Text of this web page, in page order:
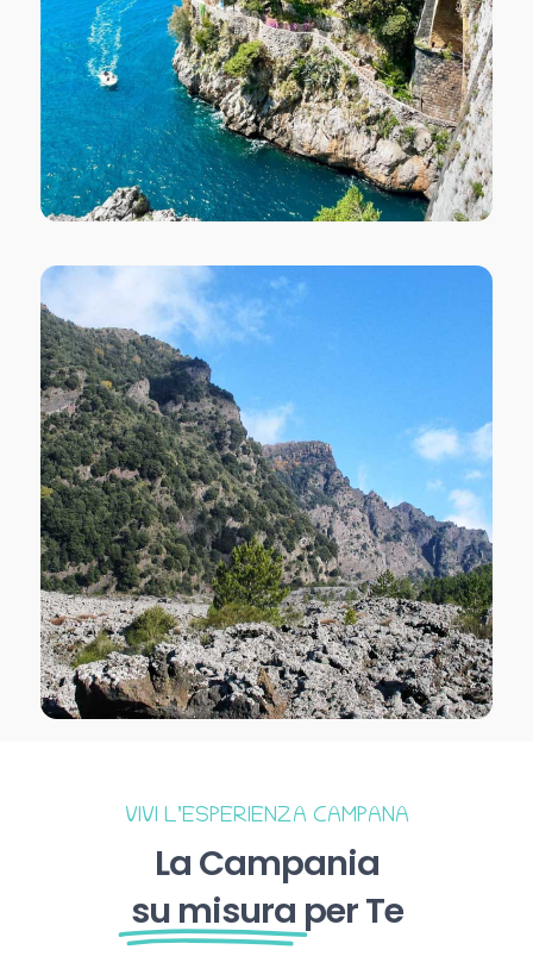
VIVI L’ESPERIENZA CAMPANA
La Campania
su misura per Te